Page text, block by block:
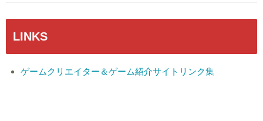
LINKS
ゲームクリエイター＆ゲーム紹介サイトリンク集